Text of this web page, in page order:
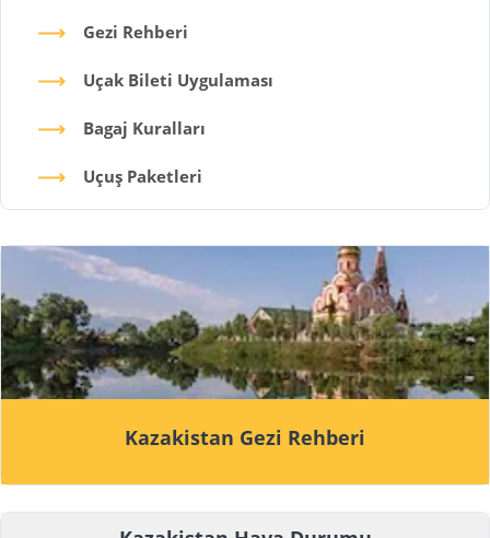
Gezi Rehberi
Uçak Bileti Uygulaması
Bagaj Kuralları
Uçuş Paketleri
Kazakistan Gezi Rehberi